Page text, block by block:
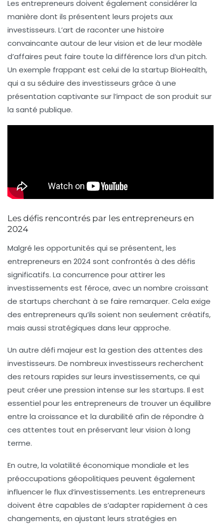
Les entrepreneurs doivent également considérer la
manière dont ils présentent leurs projets aux
investisseurs. L’art de raconter une histoire
convaincante autour de leur vision et de leur modèle
d’affaires peut faire toute la différence lors d’un pitch.
Un exemple frappant est celui de la startup BioHealth,
qui a su séduire des investisseurs grâce à une
présentation captivante sur l’impact de son produit sur
la santé publique.
Les défis rencontrés par les entrepreneurs en
2024
Malgré les opportunités qui se présentent, les
entrepreneurs en 2024 sont confrontés à des défis
significatifs. La concurrence pour attirer les
investissements est féroce, avec un nombre croissant
de startups cherchant à se faire remarquer. Cela exige
des entrepreneurs qu’ils soient non seulement créatifs,
mais aussi stratégiques dans leur approche.
Un autre défi majeur est la gestion des attentes des
investisseurs. De nombreux investisseurs recherchent
des retours rapides sur leurs investissements, ce qui
peut créer une pression intense sur les startups. Il est
essentiel pour les entrepreneurs de trouver un équilibre
entre la croissance et la durabilité afin de répondre à
ces attentes tout en préservant leur vision à long
terme.
En outre, la volatilité économique mondiale et les
préoccupations géopolitiques peuvent également
influencer le flux d’investissements. Les entrepreneurs
doivent être capables de s’adapter rapidement à ces
changements, en ajustant leurs stratégies en